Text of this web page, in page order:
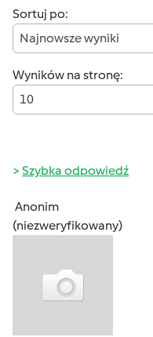
Sortuj po:
Najnowsze wyniki
Wyników na stronę:
10
Szybka odpowiedź
Anonim
(niezweryfikowany)